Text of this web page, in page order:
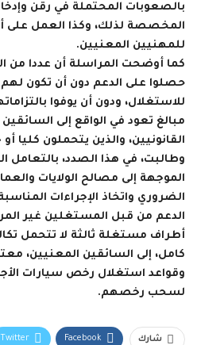
بالصعوبات المحتملة في رقن
المخصصة لذلك، وكذا العمل على
للمهنيين المعنيين.
كما أوضحت المراسلة أن عددا من
حصلوا على الدعم دون أن تكون
للاستغلال، ودون أن يوفوا
مبالغ تعود في الواقع إلى
القانونيين، والذين يتحملون كليا
وطالبت، في هذا الصدد، بالتعامل
الموجهة إلى مصالح الولايات
الضروري واتخاذ الإجراءات
الدعم من قبل المستغلين غير
أطراف مستغلة ثالثة لا تتحمل
كامل، إلى السائقين المعنيين،
وقواعد استغلال رخص سيارات
لسحب رخصهم.
شارك Facebook
Twitter